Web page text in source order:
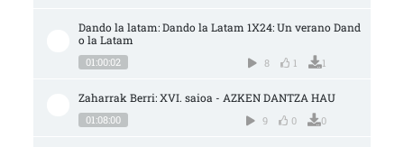
Dando la latam: Dando la Latam 1X24: Un verano Dand
o la Latam
01:00:02 8 1 1
Zaharrak Berri: XVI. saioa - AZKEN DANTZA HAU
01:08:00 9 0 0